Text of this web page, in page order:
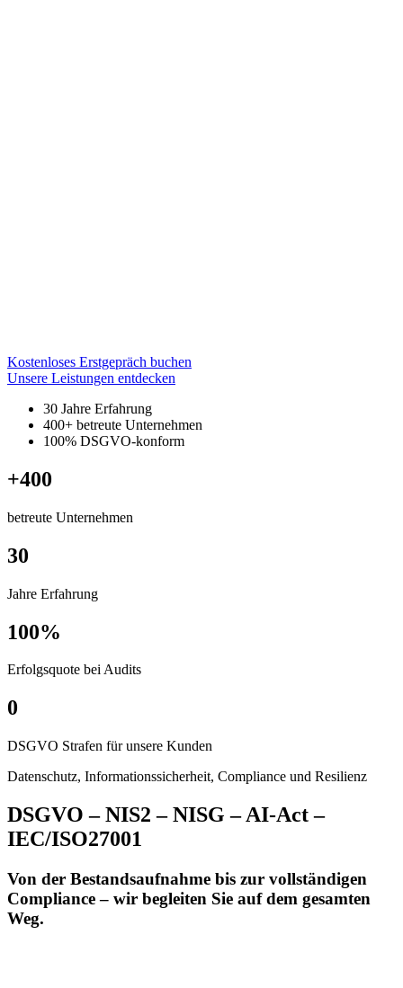
Kostenloses Erstgepräch buchen
Unsere Leistungen entdecken
30 Jahre Erfahrung
400+ betreute Unternehmen
100% DSGVO-konform
+400
betreute Unternehmen
30
Jahre Erfahrung
100%
Erfolgsquote bei Audits
0
DSGVO Strafen für unsere Kunden
Datenschutz, Informationssicherheit, Compliance und Resilienz
DSGVO – NIS2 – NISG – AI-Act –
IEC/ISO27001
Von der Bestandsaufnahme bis zur vollständigen
Compliance – wir begleiten Sie auf dem gesamten
Weg.